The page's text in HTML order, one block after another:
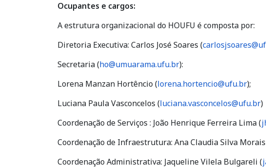
Ocupantes e cargos:
A estrutura organizacional do HOUFU é composta por:
Diretoria Executiva: Carlos José Soares (
Secretaria (ho@umuarama.ufu.br):
Lorena Manzan Hortêncio (lorena.hortencio@ufu.br);
Luciana Paula Vasconcelos (luciana.vasconcelos@ufu.br)
Coordenação de Serviços : João Henrique Ferreira Lima (
Coordenação de Infraestrutura: Ana Claudia Silva
Coordenação Administrativa: Jaqueline Vilela Bulgareli (